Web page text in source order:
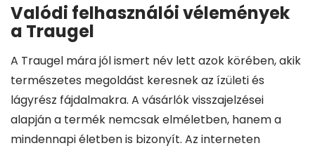
Valódi felhasználói vélemények
a Traugel
A Traugel mára jól ismert név lett azok körében, akik
természetes megoldást keresnek az ízületi és
lágyrész fájdalmakra. A vásárlók visszajelzései
alapján a termék nemcsak elméletben, hanem a
mindennapi életben is bizonyít. Az interneten